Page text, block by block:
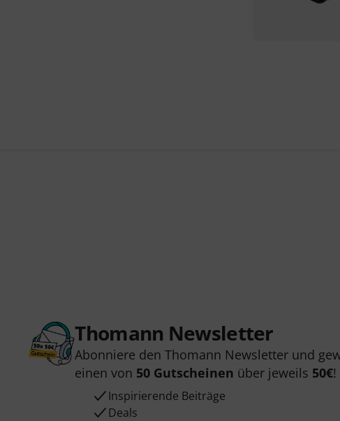
Thomann Newsletter
Abonniere den Thomann Newsletter und
einen von 50 Gutscheinen über jeweils 50€!
Inspirierende Beiträge
Deals